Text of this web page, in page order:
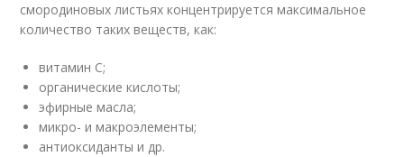
смородиновых листьях концентрируется максимальное
количество таких веществ, как:
витамин С;
органические кислоты;
эфирные масла;
микро- и макроэлементы;
антиоксиданты и др.